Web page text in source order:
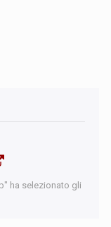
ha selezionato gli